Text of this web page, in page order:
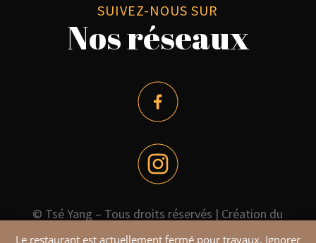
Le restaurant est actuellement fermé pour travaux. Ignorer
SUIVEZ-NOUS SUR
Nos réseaux
© Tsé Yang – Tous droits réservés | Création du